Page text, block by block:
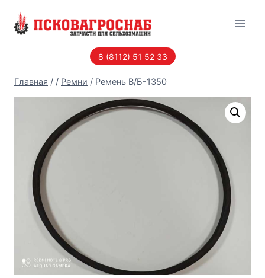
8 (8112) 51 52 33
Главная / / Ремни / Ремень В/Б-1350